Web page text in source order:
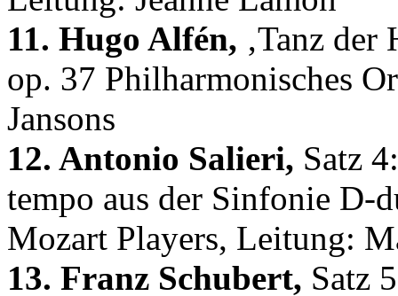
11. Hugo Alfén, ‚Tanz der
op. 37 Philharmonisches
Jansons
12. Antonio Salieri, Satz
tempo aus der Sinfonie D-
Mozart Players, Leitung:
13. Franz Schubert, Satz